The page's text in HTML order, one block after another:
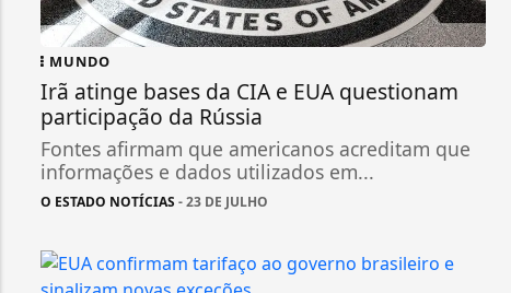
MUNDO
Irã atinge bases da CIA e EUA questionam
participação da Rússia
Fontes afirmam que americanos acreditam que
informações e dados utilizados em...
O ESTADO NOTÍCIAS - 23 DE JULHO